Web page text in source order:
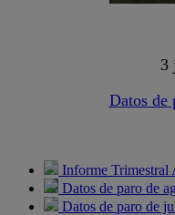
3
Datos de
Informe Trimestral
Datos de paro de
Datos de paro de